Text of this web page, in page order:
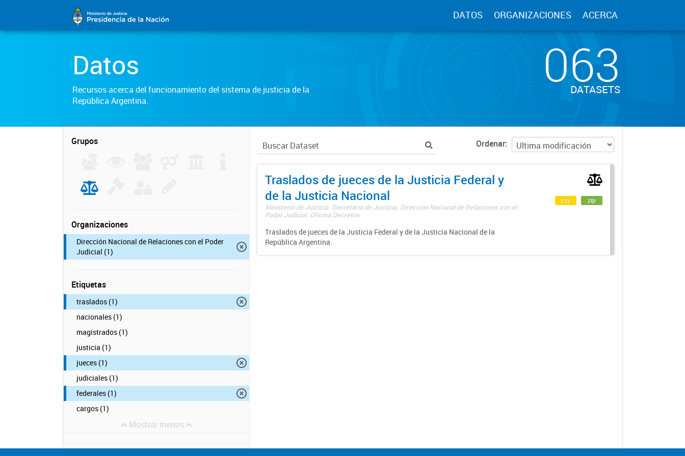
DATOS ORGANIZACIONES ACERCA
Datos
Recursos acerca del funcionamiento del sistema de justicia de la
República Argentina.
063
DATASETS
Grupos
Organizaciones
Dirección Nacional de Relaciones con el Poder
Judicial (1)
Etiquetas
traslados (1)
nacionales (1)
magistrados (1)
justicia (1)
jueces (1)
judiciales (1)
federales (1)
cargos (1)
Mostrar menos
Ordenar
Traslados de jueces de la Justicia Federal y
de la Justicia Nacional
Ministerio de Justicia. Secretaría de Justicia. Dirección Nacional de Relaciones con el
Poder Judicial. Oficina Decretos
Traslados de jueces de la Justicia Federal y de la Justicia Nacional de la
República Argentina.
csv zip